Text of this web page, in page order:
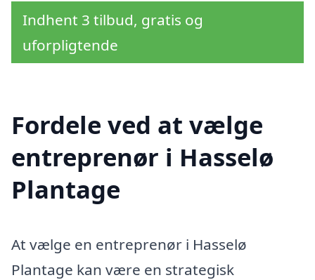
Indhent 3 tilbud, gratis og
uforpligtende
Fordele ved at vælge
entreprenør i Hasselø
Plantage
At vælge en entreprenør i Hasselø
Plantage kan være en strategisk